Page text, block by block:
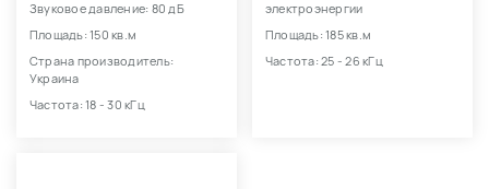
Звуковое давление: 80 дБ
Площадь: 150 кв.м
Страна производитель:
Украина
Частота: 18 - 30 кГц
электроэнергии
Площадь: 185 кв.м
Частота: 25 - 26 кГц